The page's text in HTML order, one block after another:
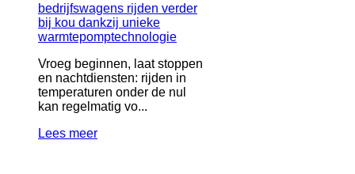
Vroeg beginnen, laat stoppen
en nachtdiensten: rijden in
temperaturen onder de nul
kan regelmatig vo...
Lees meer